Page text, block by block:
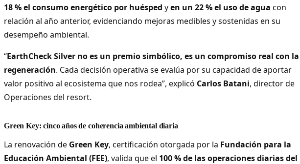
18 % el consumo energético por huésped yen un 22 % el uso de agua con
relación al año anterior, evidenciando mejoras medibles y sostenidas en su
desempeño ambiental.
“EarthCheck Silver no es un premio simbólico, es un compromiso real con la
regeneración. Cada decisión operativa se evalúa por su capacidad de aportar
valor positivo al ecosistema que nos rodea”, explicó Carlos Batani, director de
Operaciones del resort.
Green Key: cinco años de coherencia ambiental diaria
La renovación de Green Key, certificación otorgada por la Fundación para la
Educación Ambiental (FEE), valida que el 100 % de las operaciones diarias del